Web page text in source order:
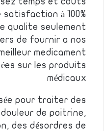
satisfaction à 100%
qualite seulement
de fournir a nos
medicament
sur les produits
médicaux
pour traiter des
de poitrine,
des désordres de